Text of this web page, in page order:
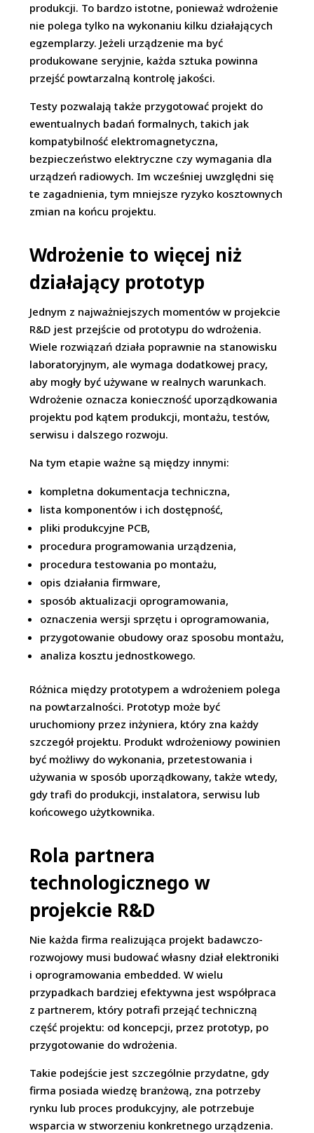
produkcji. To bardzo istotne, ponieważ wdrożenie
nie polega tylko na wykonaniu kilku działających
egzemplarzy. Jeżeli urządzenie ma być
produkowane seryjnie, każda sztuka powinna
przejść powtarzalną kontrolę jakości.
Testy pozwalają także przygotować projekt do
ewentualnych badań formalnych, takich jak
kompatybilność elektromagnetyczna,
bezpieczeństwo elektryczne czy wymagania dla
urządzeń radiowych. Im wcześniej uwzględni się
te zagadnienia, tym mniejsze ryzyko kosztownych
zmian na końcu projektu.
Wdrożenie to więcej niż
działający prototyp
Jednym z najważniejszych momentów w projekcie
R&D jest przejście od prototypu do wdrożenia.
Wiele rozwiązań działa poprawnie na stanowisku
laboratoryjnym, ale wymaga dodatkowej pracy,
aby mogły być używane w realnych warunkach.
Wdrożenie oznacza konieczność uporządkowania
projektu pod kątem produkcji, montażu, testów,
serwisu i dalszego rozwoju.
Na tym etapie ważne są między innymi:
kompletna dokumentacja techniczna,
lista komponentów i ich dostępność,
pliki produkcyjne PCB,
procedura programowania urządzenia,
procedura testowania po montażu,
opis działania firmware,
sposób aktualizacji oprogramowania,
oznaczenia wersji sprzętu i oprogramowania,
przygotowanie obudowy oraz sposobu montażu,
analiza kosztu jednostkowego.
Różnica między prototypem a wdrożeniem polega
na powtarzalności. Prototyp może być
uruchomiony przez inżyniera, który zna każdy
szczegół projektu. Produkt wdrożeniowy powinien
być możliwy do wykonania, przetestowania i
używania w sposób uporządkowany, także wtedy,
gdy trafi do produkcji, instalatora, serwisu lub
końcowego użytkownika.
Rola partnera
technologicznego w
projekcie R&D
Nie każda firma realizująca projekt badawczo-
rozwojowy musi budować własny dział elektroniki
i oprogramowania embedded. W wielu
przypadkach bardziej efektywna jest współpraca
z partnerem, który potrafi przejąć techniczną
część projektu: od koncepcji, przez prototyp, po
przygotowanie do wdrożenia.
Takie podejście jest szczególnie przydatne, gdy
firma posiada wiedzę branżową, zna potrzeby
rynku lub proces produkcyjny, ale potrzebuje
wsparcia w stworzeniu konkretnego urządzenia.